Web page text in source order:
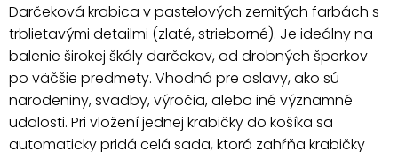
Darčeková krabica v pastelových zemitých farbách s
trblietavými detailmi (zlaté, strieborné). Je ideálny na
balenie širokej škály darčekov, od drobných šperkov
po väčšie predmety. Vhodná pre oslavy, ako sú
narodeniny, svadby, výročia, alebo iné významné
udalosti. Pri vložení jednej krabičky do košíka sa
automaticky pridá celá sada, ktorá zahŕňa krabičky